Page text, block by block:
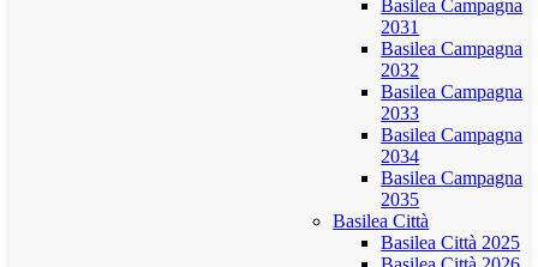
Basilea Campagna
2031
Basilea Campagna
2032
Basilea Campagna
2033
Basilea Campagna
2034
Basilea Campagna
2035
Basilea Città
Basilea Città 2025